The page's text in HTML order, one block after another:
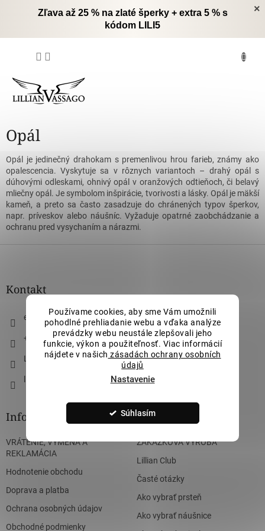
Používame cookies, aby sme Vám umožnili
pohodlné prehliadanie webu a vďaka analýze
prevádzky webu neustále zlepšovali jeho
funkcie, výkon a použiteľnosť. Viac informácií
nájdete v našich zásadách ochrany osobních
údajů
Nastavenie
Súhlasím
×
Zľava až 25 % na zlaté šperky + extra 5 % s
kódom LILI5
Opál
Opál je jedinečný drahokam s premenlivou hrou farieb, známy ako
opalescencia. Vyskytuje sa v rôznych variantoch – drahý opál s
dúhovými odleskami, ohnivý opál v oranžových odtieňoch, či belavý
mliečny opál. Je symbolom inšpirácie, tvorivosti a lásky. Opál je mäkší
kameň, a preto sa často zasadzuje do chránených typov šperkov,
napr. príveskov alebo náušníc. Vyžaduje opatrné zaobchádzanie a
ochranu pred vysychaním a nárazmi.
Kontakt
eshop @ lillianvassago.sk
+421 911 490 710
Lillian Vassago Jewellery
Informácie pre vás
VRÁTENIE, VÝMENA A
REKLAMÁCIA
Hodnotenie obchodu
Doprava a platba
Ochrana osobných údajov
Obchodné podmienky
ZÁKÁZKOVÁ VÝROBA
Lillian Club
Časté otázky
Ako vybrať prsteň
Ako vybrať náušnice